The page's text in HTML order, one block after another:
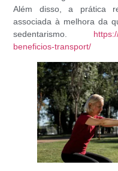
Além disso, a prática
associada à melhora da
sedentarismo.
beneficios-transport/